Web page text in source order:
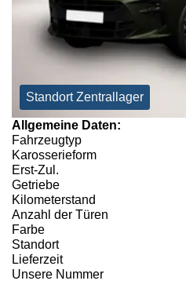
Standort Zentrallager
Allgemeine Daten:
Fahrzeugtyp
Karosserieform
Erst-Zul.
Getriebe
Kilometerstand
Anzahl der Türen
Farbe
Standort
Lieferzeit
Unsere Nummer